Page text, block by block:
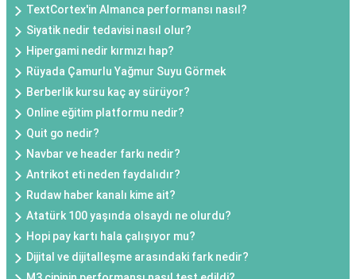
TextCortex'in Almanca performansı nasıl?
Siyatik nedir tedavisi nasıl olur?
Hipergami nedir kırmızı hap?
Rüyada Çamurlu Yağmur Suyu Görmek
Berberlik kursu kaç ay sürüyor?
Online eğitim platformu nedir?
Quit go nedir?
Navbar ve header farkı nedir?
Antrikot eti neden faydalıdır?
Rudaw haber kanalı kime ait?
Atatürk 100 yaşında olsaydı ne olurdu?
Hopi pay kartı hala çalışıyor mu?
Dijital ve dijitalleşme arasındaki fark nedir?